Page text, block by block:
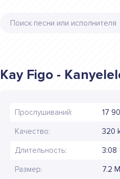
Kay Figo -
Прослушиваний: 17
Качество: 320
Длительность: 3:08
Размер: 7.2